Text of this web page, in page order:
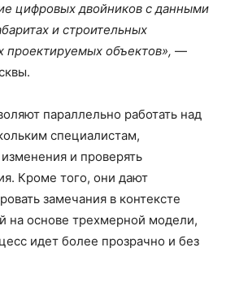
цифровых двойников с данными
и строительных
проектируемых объектов», —
параллельно работать над
специалистам,
и проверять
Кроме того, они дают
замечания в контексте
на основе трехмерной модели,
идет более прозрачно и без